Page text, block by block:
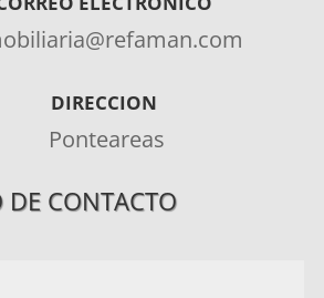
DIRECCION
Ponteareas
DE CONTACTO